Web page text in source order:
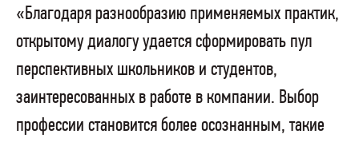
«Благодаря разнообразию применяемых практик,
открытому диалогу удается сформировать пул
перспективных школьников и студентов,
заинтересованных в работе в компании. Выбор
профессии становится более осознанным, такие